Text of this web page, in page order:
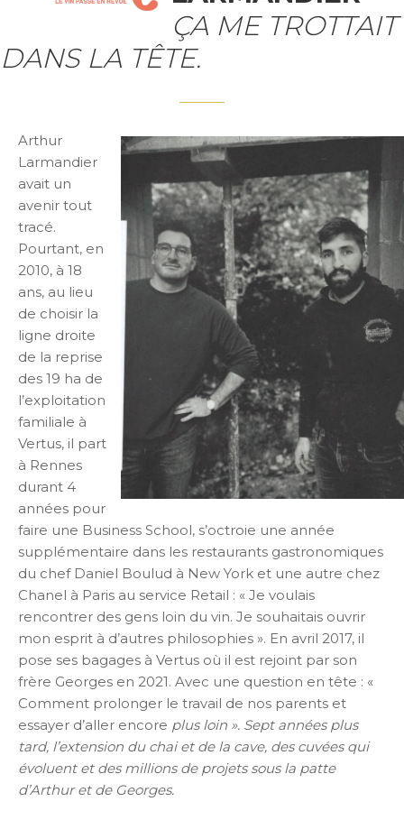
ÇA ME TROTTAIT
DANS LA TÊTE.
Arthur
Larmandier
avait un
avenir tout
tracé.
Pourtant, en
2010, à 18
ans, au lieu
de choisir la
ligne droite
de la reprise
des 19 ha de
l’exploitation
familiale à
Vertus, il part
à Rennes
durant 4
années pour
faire une Business School, s’octroie une année
supplémentaire dans les restaurants gastronomiques
du chef Daniel Boulud à New York et une autre chez
Chanel à Paris au service Retail : « Je voulais
rencontrer des gens loin du vin. Je souhaitais ouvrir
mon esprit à d’autres philosophies ». En avril 2017, il
pose ses bagages à Vertus où il est rejoint par son
frère Georges en 2021. Avec une question en tête : «
Comment prolonger le travail de nos parents et
essayer d’aller encore plus loin ». Sept années plus
tard, l’extension du chai et de la cave, des cuvées qui
évoluent et des millions de projets sous la patte
d’Arthur et de Georges.